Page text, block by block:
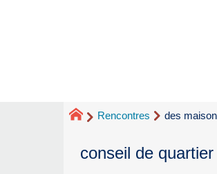
Rencontres des
conseil de